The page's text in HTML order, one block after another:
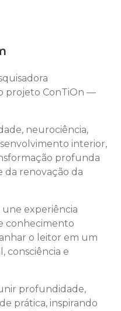
projeto ConTiOn —
neurociência,
interior,
profunda
da renovação da
une experiência
conhecimento
o leitor em um
consciência e
profundidade,
prática, inspirando